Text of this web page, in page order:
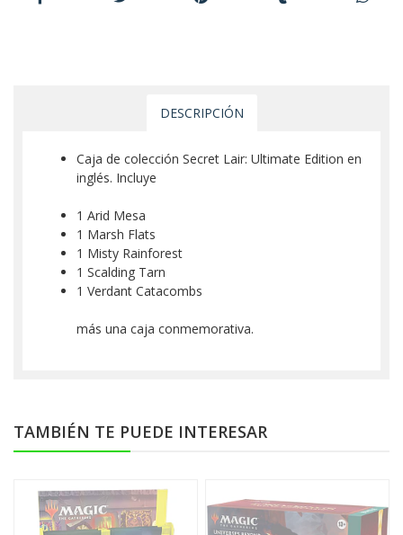
DESCRIPCIÓN
Caja de colección Secret Lair: Ultimate Edition en
inglés. Incluye
1 Arid Mesa
1 Marsh Flats
1 Misty Rainforest
1 Scalding Tarn
1 Verdant Catacombs
más una caja conmemorativa.
TAMBIÉN TE PUEDE INTERESAR